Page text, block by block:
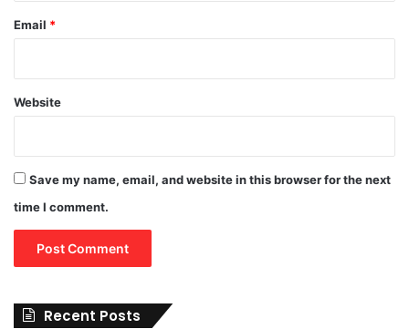
Email *
Website
Save my name, email, and website in this browser for the next
time I comment.
Recent Posts